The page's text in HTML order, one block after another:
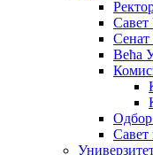
Савет
Сенат
Већа
Одбор
Савет